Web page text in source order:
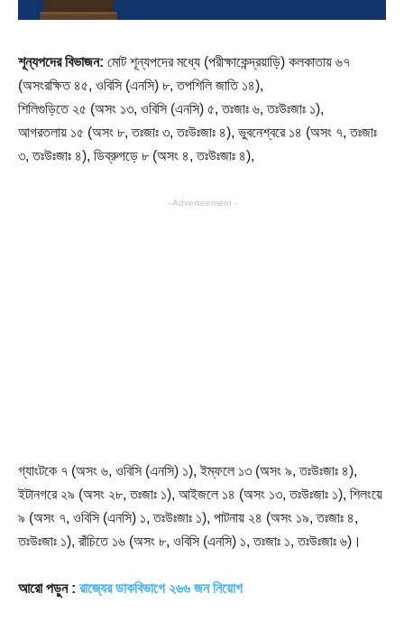
শূন্যপদের বিভাজন: মোট শূন্যপদের মধ্যে (পরীক্ষাকেন্দ্রয়াড়ি) কলকাতায় ৬৭
(অসংরক্ষিত ৪৫, ওবিসি (এনসি) ৮, তপশিলি জাতি ১৪),
শিলিগুড়িতে ২৫ (অসং ১৩, ওবিসি (এনসি) ৫, তঃজাঃ ৬, তঃউঃজাঃ ১),
আগরতলায় ১৫ (অসং ৮, তঃজাঃ ৩, তঃউঃজাঃ ৪), ভুবনেশ্বরে ১৪ (অসং ৭, তঃজাঃ
৩, তঃউঃজাঃ ৪), ডিব্রুগড়ে ৮ (অসং ৪, তঃউঃজাঃ ৪),
- Advertisement -
গ্যাংটকে ৭ (অসং ৬, ওবিসি (এনসি) ১), ইম্ফলে ১৩ (অসং ৯, তঃউঃজাঃ ৪),
ইটানগরে ২৯ (অসং ২৮, তঃজাঃ ১), আইজলে ১৪ (অসং ১৩, তঃউঃজাঃ ১), শিলংয়ে
৯ (অসং ৭, ওবিসি (এনসি) ১, তঃউঃজাঃ ১), পাটনায় ২৪ (অসং ১৯, তঃজাঃ ৪,
তঃউঃজাঃ ১), রাঁচিতে ১৬ (অসং ৮, ওবিসি (এনসি) ১, তঃজাঃ ১, তঃউঃজাঃ ৬)।
আরো পড়ুন : রাজ্যের ডাকবিভাগে ২৬৬ জন নিয়োগ